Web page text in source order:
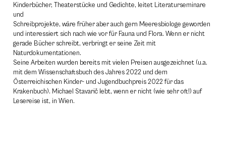
Kinderbücher, Theaterstücke und Gedichte, leitet Literaturseminare
und
Schreibprojekte, wäre früher aber auch gern Meeresbiologe geworden
und interessiert sich nach wie vor für Fauna und Flora. Wenn er nicht
gerade Bücher schreibt, verbringt er seine Zeit mit
Naturdokumentationen.
Seine Arbeiten wurden bereits mit vielen Preisen ausgezeichnet (u.a.
mit dem Wissenschaftsbuch des Jahres 2022 und dem
Österreichischen Kinder- und Jugendbuchpreis 2022 für das
Krakenbuch). Michael Stavarič lebt, wenn er nicht (wie sehr oft!) auf
Lesereise ist, in Wien.